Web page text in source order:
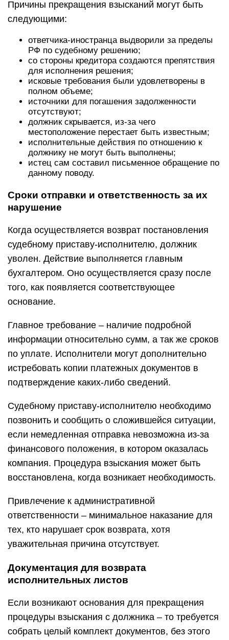
Причины прекращения взысканий могут быть
следующими:
ответчика-иностранца выдворили за пределы
РФ по судебному решению;
со стороны кредитора создаются препятствия
для исполнения решения;
исковые требования были удовлетворены в
полном объеме;
источники для погашения задолженности
отсутствуют;
должник скрывается, из-за чего
местоположение перестает быть известным;
исполнительные действия по отношению к
должнику не могут быть выполнены;
истец сам составил письменное обращение по
данному поводу.
Сроки отправки и ответственность за их
нарушение
Когда осуществляется возврат постановления
судебному приставу-исполнителю, должник
уволен. Действие выполняется главным
бухгалтером. Оно осуществляется сразу после
того, как появляется соответствующее
основание.
Главное требование – наличие подробной
информации относительно сумм, а так же сроков
по уплате. Исполнители могут дополнительно
истребовать копии платежных документов в
подтверждение каких-либо сведений.
Судебному приставу-исполнителю необходимо
позвонить и сообщить о сложившейся ситуации,
если немедленная отправка невозможна из-за
финансового положения, в котором оказалась
компания. Процедура взыскания может быть
восстановлена, когда возникает необходимость.
Привлечение к административной
ответственности – минимальное наказание для
тех, кто нарушает срок возврата, хотя
уважительная причина отсутствует.
Документация для возврата
исполнительных листов
Если возникают основания для прекращения
процедуры взыскания с должника – то требуется
собрать целый комплект документов, без этого